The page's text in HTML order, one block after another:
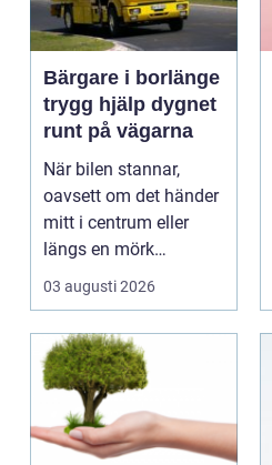
Bärgare i borlänge
trygg hjälp dygnet
runt på vägarna
När bilen stannar,
oavsett om det händer
mitt i centrum eller
längs en mörk
landsväg, handlar allt
03 augusti 2026